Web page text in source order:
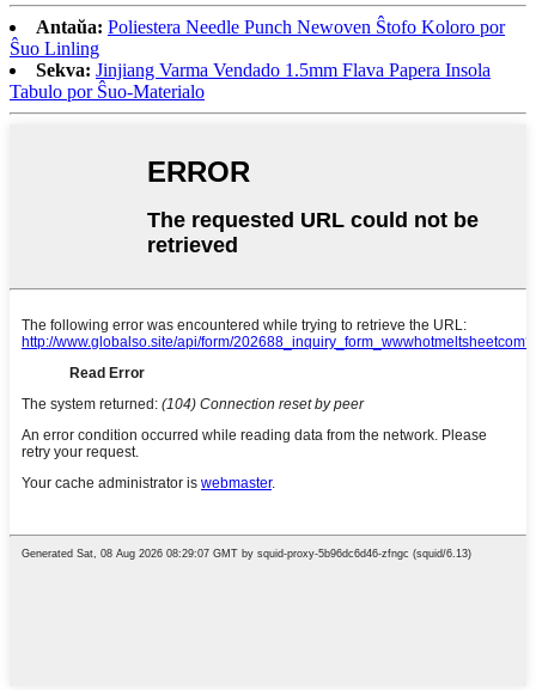
Antaŭa: Poliestera Needle Punch Newoven Ŝtofo Koloro por
Ŝuo Linling
Sekva: Jinjiang Varma Vendado 1.5mm Flava Papera Insola
Tabulo por Ŝuo-Materialo